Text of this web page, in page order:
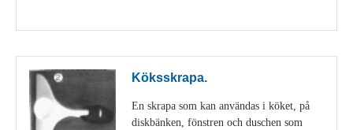
Köksskrapa.
En skrapa som kan användas i köket, på
diskbänken, fönstren och duschen som